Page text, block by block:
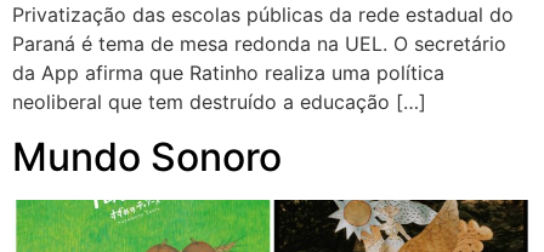
Privatização das escolas públicas da rede estadual do
Paraná é tema de mesa redonda na UEL. O secretário
da App afirma que Ratinho realiza uma política
neoliberal que tem destruído a educação […]
Mundo Sonoro